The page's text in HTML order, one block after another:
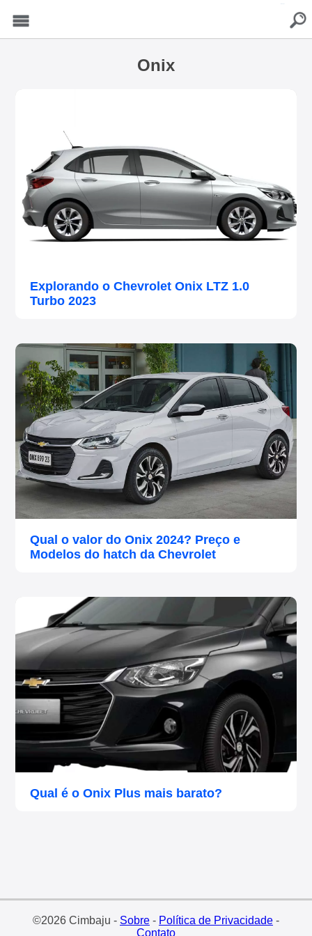
Onix
Explorando o Chevrolet Onix LTZ 1.0
Turbo 2023
Qual o valor do Onix 2024? Preço e
Modelos do hatch da Chevrolet
Qual é o Onix Plus mais barato?
©2026 Cimbaju - Sobre- Política de Privacidade-
Contato